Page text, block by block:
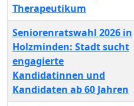
Therapeutikum
Seniorenratswahl 2026 in
Holzminden: Stadt sucht
engagierte
Kandidatinnen und
Kandidaten ab 60 Jahren